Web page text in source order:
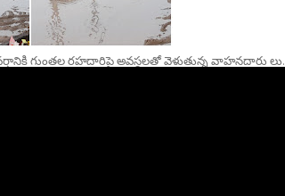
గుంతల రహదారిపై అవస్థలతో వెళుతున్న వాహనదారు లు.